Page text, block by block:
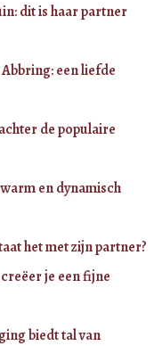
dit is haar partner
een liefde
de populaire
en dynamisch
het met zijn partner?
je een fijne
biedt tal van